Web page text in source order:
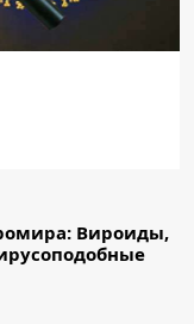
Вироиды,